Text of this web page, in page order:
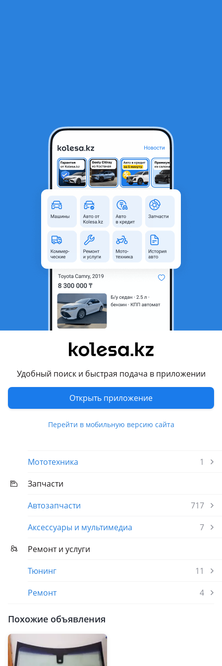
Удобный поиск и быстрая подача в приложении
Открыть приложение
Перейти в мобильную версию сайта
Стекло фар Range Rover Evoque (2011 — 2015 Г. В.)
Алматы, Алматинская
область
Новая
Есть доставка
Да
Комментарий продавца
Стекло для фары Range Rover Evoque (2011 — 2015 Г. В.)
Цена за 1шт. Возможна установка и ремонт. Выкуп
повреждённых фар на запчасти. Отправка в регионы
Другие объявления продавца
ProAvtoSvetKz
Мототехника
1
Запчасти
Автозапчасти
717
Аксессуары и мультимедиа
7
Ремонт и услуги
Тюнинг
11
Ремонт
4
Похожие объявления